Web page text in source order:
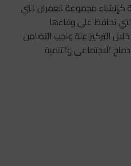
مجموعة العمران التي
تحافظ على وفاءها
التركيز علة واجب التضامن
الاجتماعي والتنمية